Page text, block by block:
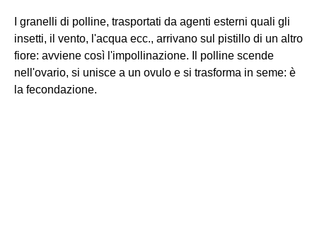
I granelli di polline, trasportati da agenti esterni quali gli
insetti, il vento, l'acqua ecc., arrivano sul pistillo di un altro
fiore: avviene così l'impollinazione. Il polline scende
nell'ovario, si unisce a un ovulo e si trasforma in seme: è
la fecondazione.